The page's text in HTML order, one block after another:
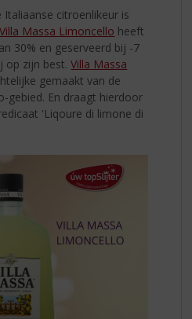
citroenlikeur is
Villa Massa Limoncello heeft
30% en geserveerd bij -7
op zijn best.Villa Massa
gemaakt van de
gebied. En draagt hierdoor
'Liqoure di limone di